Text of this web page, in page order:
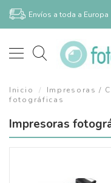
Envíos a toda a Europa
Inicio Impresoras /
fotográficas
Impresoras